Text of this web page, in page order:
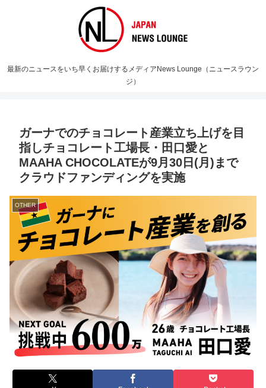
最新のニュースをいち早くお届けするメディアNews Lounge（ニュースラウン
ジ）
ガーナでのチョコレート産業立ち上げを目
指しチョコレート工場長・田口愛と
MAAHA CHOCOLATEが9月30日(月)まで
クラウドファンディングを実施
OTHER